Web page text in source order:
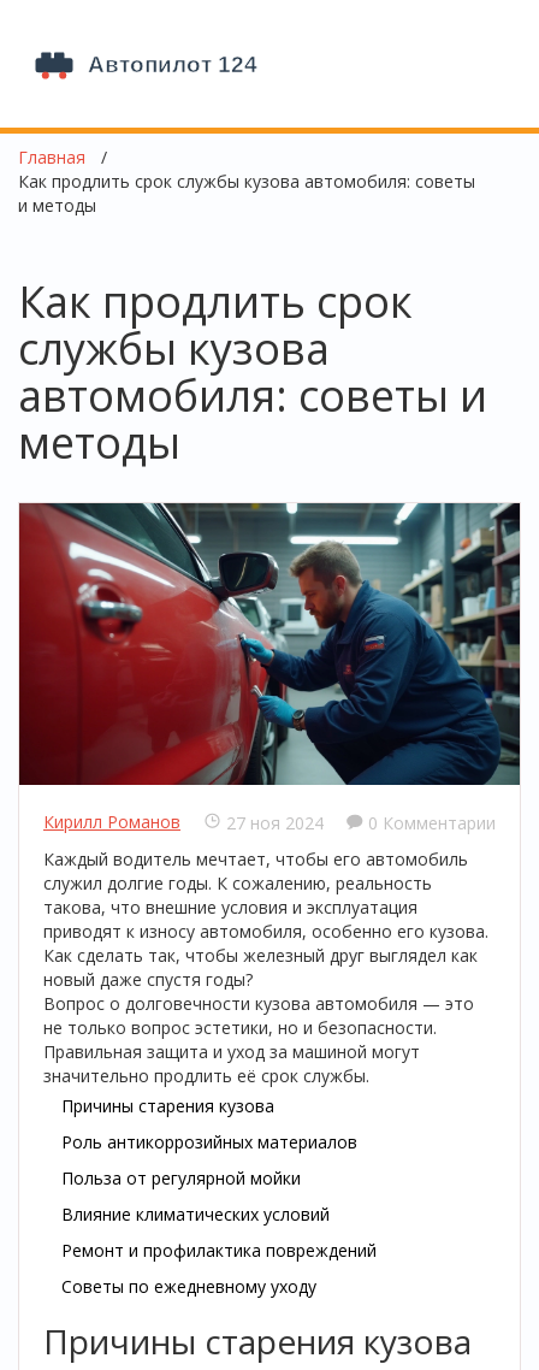
Главная
Как продлить срок службы кузова автомобиля: советы
и методы
Как продлить срок
службы кузова
автомобиля: советы и
методы
Кирилл Романов 27 ноя 2024
0 Комментарии
Каждый водитель мечтает, чтобы его автомобиль
служил долгие годы. К сожалению, реальность
такова, что внешние условия и эксплуатация
приводят к износу автомобиля, особенно его кузова.
Как сделать так, чтобы железный друг выглядел как
новый даже спустя годы?
Вопрос о долговечности кузова автомобиля — это
не только вопрос эстетики, но и безопасности.
Правильная защита и уход за машиной могут
значительно продлить её срок службы.
Причины старения кузова
Роль антикоррозийных материалов
Польза от регулярной мойки
Влияние климатических условий
Ремонт и профилактика повреждений
Советы по ежедневному уходу
Причины старения кузова